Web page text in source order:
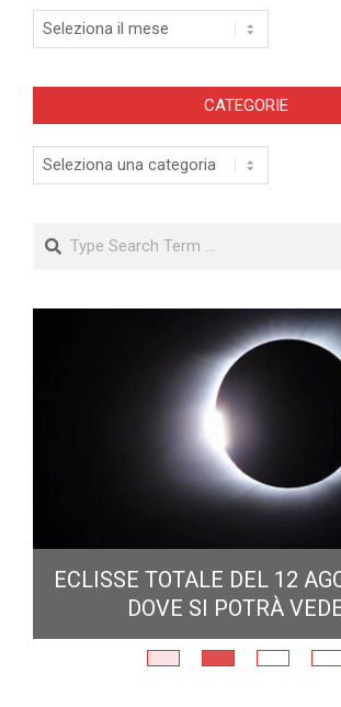
Archivi
CATEGORIE
Categorie
Search
ECLISSE TOTALE DEL 12
DOVE SI POTRÀ